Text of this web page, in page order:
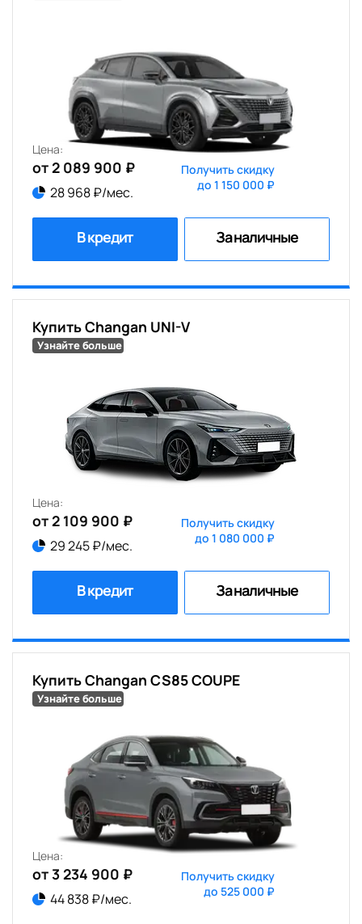
Цена:
от 2 089 900 ₽
28 968 ₽/мес.
Получить скидку
до 1 150 000 ₽
В кредит За наличные
Купить Changan UNI-V
Узнайте больше
Цена:
от 2 109 900 ₽
29 245 ₽/мес.
Получить скидку
до 1 080 000 ₽
В кредит За наличные
Купить Changan CS85 COUPE
Узнайте больше
Цена:
от 3 234 900 ₽
44 838 ₽/мес.
Получить скидку
до 525 000 ₽